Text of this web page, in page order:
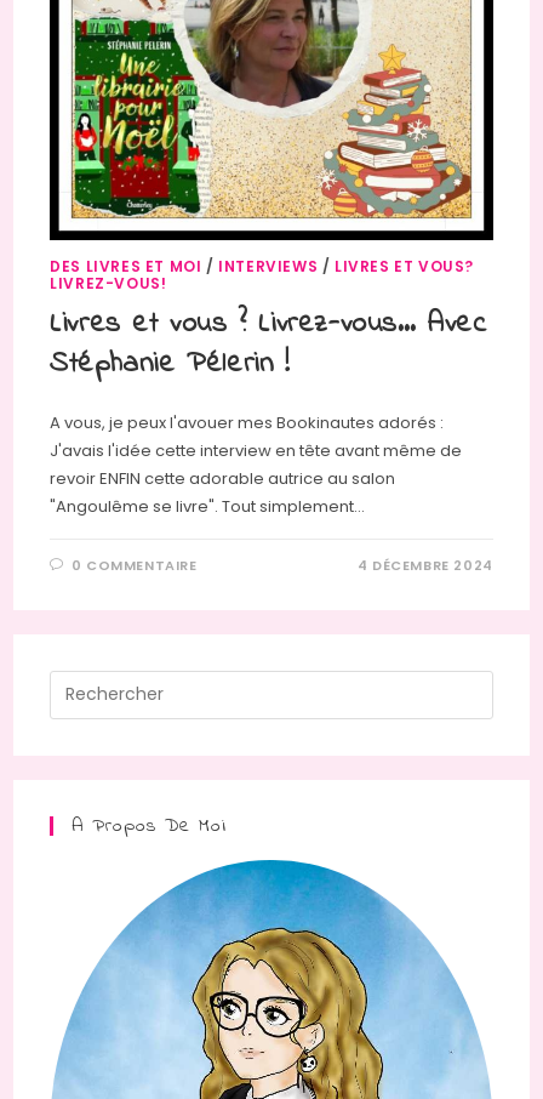
DES LIVRES ET MOI / INTERVIEWS / LIVRES ET VOUS?
LIVREZ-VOUS!
Livres et vous ? Livrez-vous… Avec
Stéphanie Pélerin !
A vous, je peux l'avouer mes Bookinautes adorés :
J'avais l'idée cette interview en tête avant même de
revoir ENFIN cette adorable autrice au salon
"Angoulême se livre". Tout simplement…
0 COMMENTAIRE 4 DÉCEMBRE 2024
A Propos De Moi